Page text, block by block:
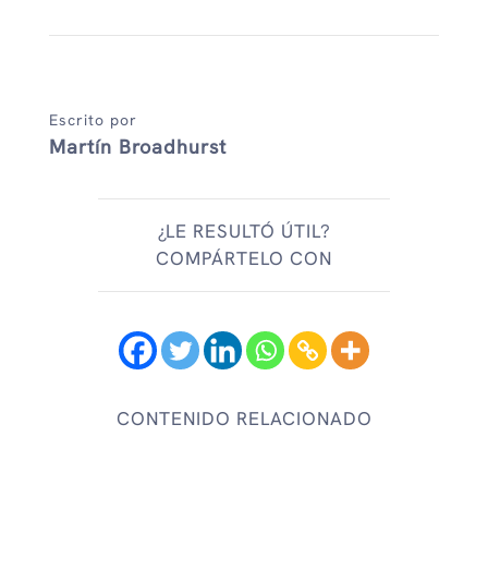
Escrito por
Martín Broadhurst
¿LE RESULTÓ ÚTIL?
COMPÁRTELO CON
CONTENIDO RELACIONADO